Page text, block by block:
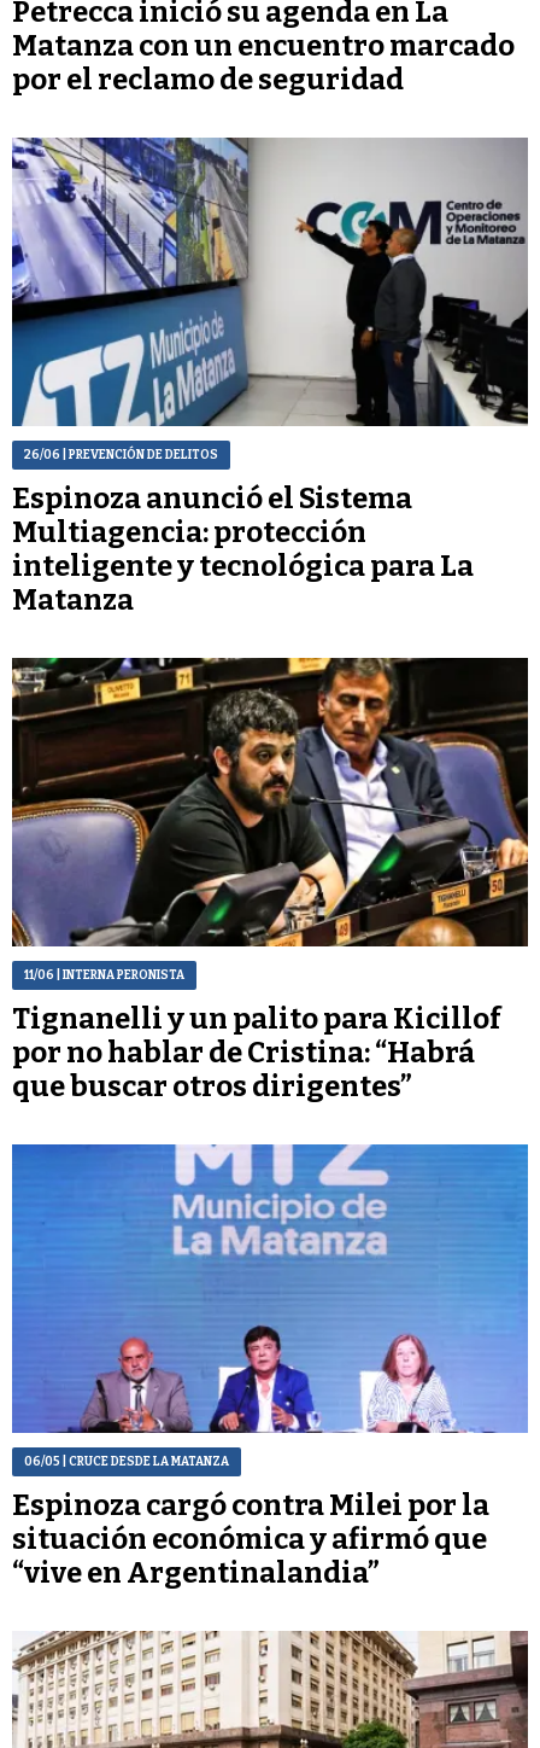
Petrecca inició su agenda en La
Matanza con un encuentro marcado
por el reclamo de seguridad
26/06 | PREVENCIÓN DE DELITOS
Espinoza anunció el Sistema
Multiagencia: protección
inteligente y tecnológica para La
Matanza
11/06 | INTERNA PERONISTA
Tignanelli y un palito para Kicillof
por no hablar de Cristina: “Habrá
que buscar otros dirigentes”
06/05 | CRUCE DESDE LA MATANZA
Espinoza cargó contra Milei por la
situación económica y afirmó que
“vive en Argentinalandia”